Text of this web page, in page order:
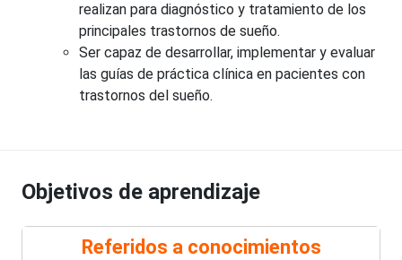
realizan para diagnóstico y tratamiento de los
principales trastornos de sueño.
Ser capaz de desarrollar, implementar y evaluar
las guías de práctica clínica en pacientes con
trastornos del sueño.
Objetivos de aprendizaje
Referidos a conocimientos